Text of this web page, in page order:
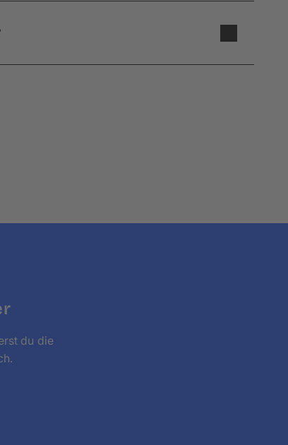
Platz findet, kommt ganz darauf an,
Poster in dem Format wirken gut über
Mindestauflösung von3000x3000 Pixeln
du die